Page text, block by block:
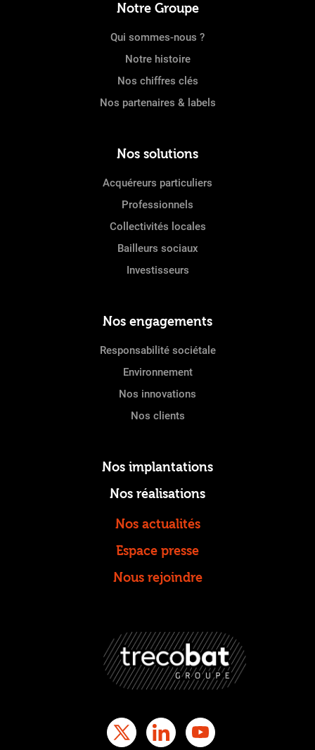
Notre Groupe
Qui sommes-nous ?
Notre histoire
Nos chiffres clés
Nos partenaires & labels
Nos solutions
Acquéreurs particuliers
Professionnels
Collectivités locales
Bailleurs sociaux
Investisseurs
Nos engagements
Responsabilité sociétale
Environnement
Nos innovations
Nos clients
Nos implantations
Nos réalisations
Nos actualités
Espace presse
Nous rejoindre